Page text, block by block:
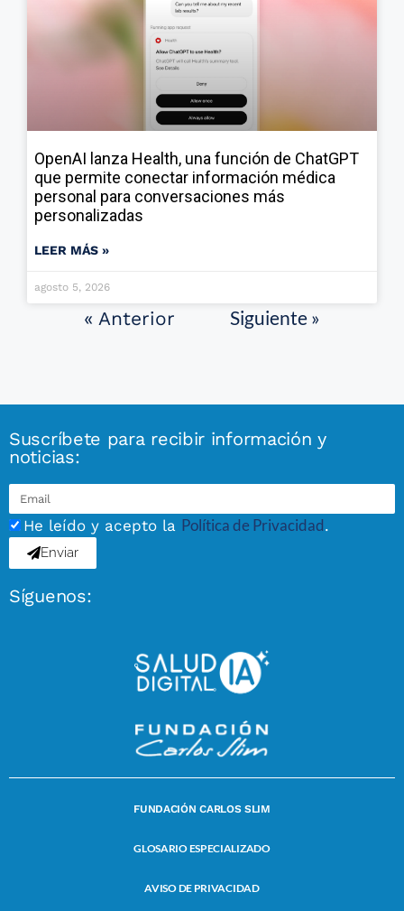
OpenAI lanza Health, una función de ChatGPT
que permite conectar información médica
personal para conversaciones más
personalizadas
LEER MÁS »
agosto 5, 2026
« Anterior Siguiente »
Suscríbete para recibir información y
noticias:
He leído y acepto la Política de Privacidad.
Enviar
Síguenos:
FUNDACIÓN CARLOS SLIM
GLOSARIO ESPECIALIZADO
AVISO DE PRIVACIDAD